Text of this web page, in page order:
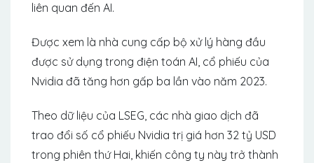
liên quan đến AI.
Được xem là nhà cung cấp bộ xử lý hàng đầu
được sử dụng trong điện toán AI, cổ phiếu của
Nvidia đã tăng hơn gấp ba lần vào năm 2023.
Theo dữ liệu của LSEG, các nhà giao dịch đã
trao đổi số cổ phiếu Nvidia trị giá hơn 32 tỷ USD
trong phiên thứ Hai, khiến công ty này trở thành